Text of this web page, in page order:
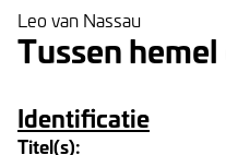
Leo van Nassau
Tussen
Identificatie
Titel(s):